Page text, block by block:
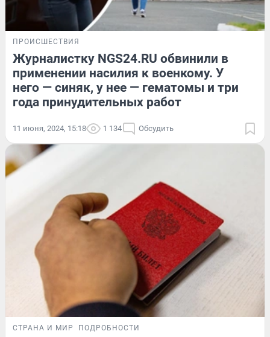
ПРОИСШЕСТВИЯ
Журналистку NGS24.RU обвинили в
применении насилия к военкому. У
него — синяк, у нее — гематомы и три
года принудительных работ
11 июня, 2024, 15:18 1 134 Обсудить
СТРАНА И МИР ПОДРОБНОСТИ